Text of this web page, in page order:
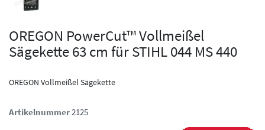
OREGON PowerCut™ Vollmeißel
Sägekette 63 cm für STIHL 044 MS 440
OREGON Vollmeißel Sägekette
Artikelnummer2125